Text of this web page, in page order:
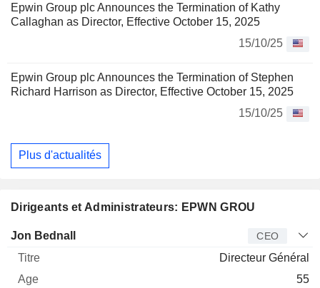
Epwin Group plc Announces the Termination of Kathy
Callaghan as Director, Effective October 15, 2025
15/10/25
Epwin Group plc Announces the Termination of Stephen
Richard Harrison as Director, Effective October 15, 2025
15/10/25
Plus d'actualités
Dirigeants et Administrateurs: EPWN GROU
Dirigeant Titre
Jon Bednall CEO
Directeur Général
55